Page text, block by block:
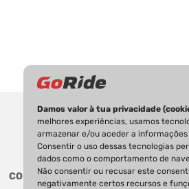
Damos valor à tua privacidade
melhores experiências, usamos
armazenar e/ou aceder a
Consentir o uso dessas tecnologias
dados como o comportamento de
Não consentir ou recusar este
negativamente certos recursos e
CONTACTOS